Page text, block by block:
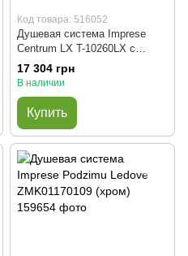
Код товара: 516052
Душевая система Imprese
Centrum LX T-10260LX с
термостатом (хром/белый)
17 304 грн
В наличии
Купить